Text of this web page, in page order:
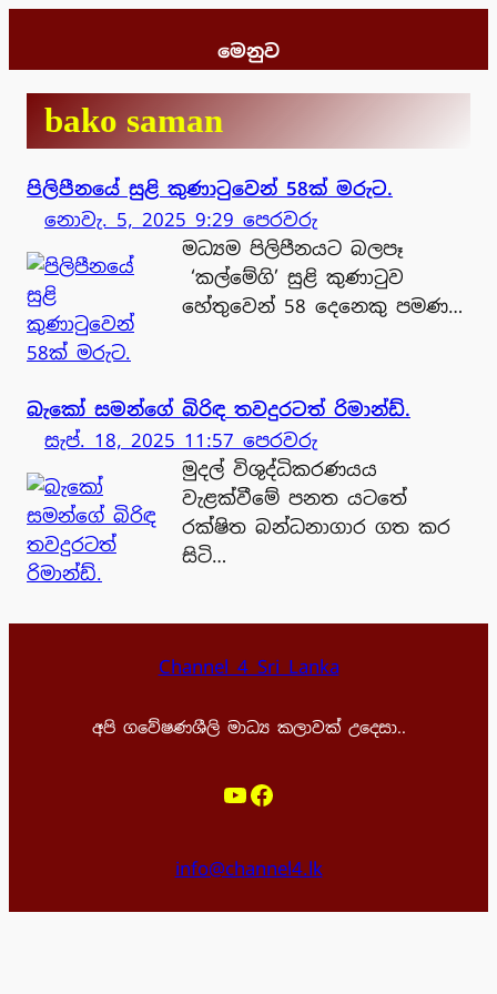
මෙනුව
bako saman
පිලිපීනයේ සුළි කුණාටුවෙන් 58ක් මරුට.
නොවැ. 5, 2025 9:29 පෙරවරු
මධ්‍යම පිලිපීනයට බලපෑ
‘කල්මේගි’ සුළි කුණාටුව
හේතුවෙන් 58 දෙනෙකු පමණ…
බැකෝ සමන්ගේ බිරිඳ තවදුරටත් රිමාන්ඩ්.
සැප්. 18, 2025 11:57 පෙරවරු
මුදල් විශුද්ධිකරණයය
වැළක්වීමේ පනත යටතේ
රක්ෂිත බන්ධනාගාර ගත කර
සිටි…
Channel 4 Sri Lanka
අපි ගවේෂණශීලි මාධ්‍ය කලාවක් උදෙසා..
YouTube Facebook
info@channel4.lk